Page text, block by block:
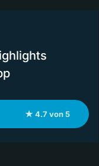
★ 4.7 von 5